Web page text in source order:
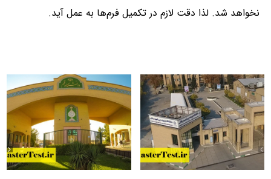
نخواهد شد. لذا دقت لازم در تکمیل فرم‌ها به عمل آید.